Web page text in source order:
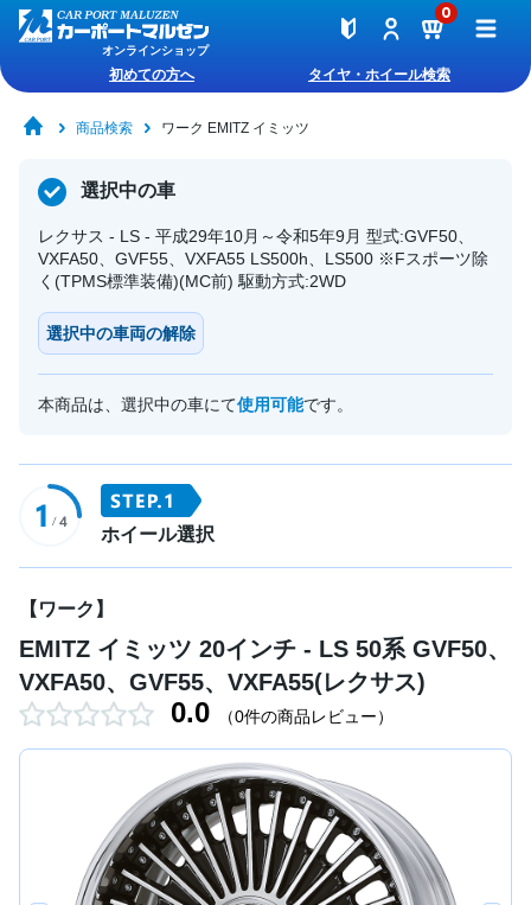
オンラインショップ
0
初めての方へ タイヤ・ホイール検索
商品検索 ワーク EMITZ イミッツ
選択中の車
レクサス - LS - 平成29年10月～令和5年9月 型式:GVF50、
VXFA50、GVF55、VXFA55 LS500h、LS500 ※Fスポーツ除
く(TPMS標準装備)(MC前) 駆動方式:2WD
選択中の車両の解除
本商品は、選択中の車にて使用可能です。
ホイール選択
【ワーク】
EMITZ イミッツ 20インチ - LS 50系 GVF50、
VXFA50、GVF55、VXFA55(レクサス)
0.0 （0件の商品レビュー）